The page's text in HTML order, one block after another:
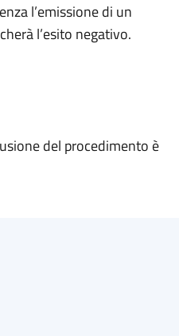
l’emissione di un
l’esito negativo.
del procedimento è